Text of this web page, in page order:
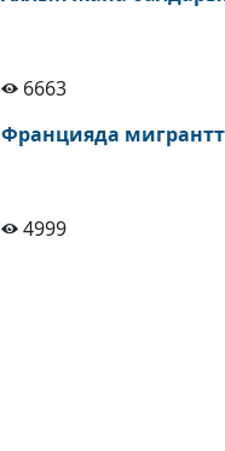
6663
Францияда
4999